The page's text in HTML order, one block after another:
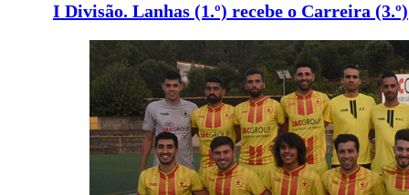
I Divisão. Lanhas (1.º) recebe o Carreira (3.º)